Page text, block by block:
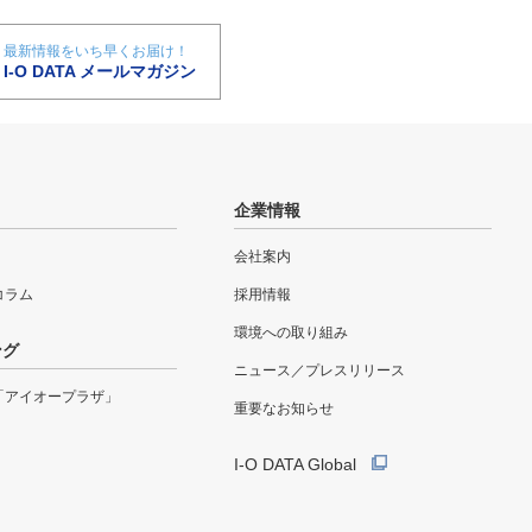
最新情報をいち早くお届け！
I-O DATA メールマガジン
ラム
イオープラザ」
企業情報
会社案内
採用情報
環境への取り組み
ニュース／プレスリリース
重要なお知らせ
I-O DATA Global